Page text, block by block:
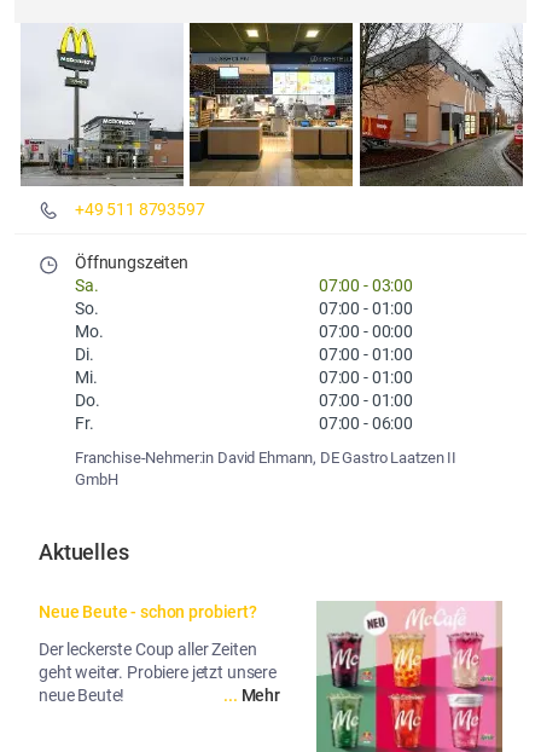
Details und Fotos
+49 511 8793597
Öffnungszeiten
Sa.
07:00 -03:00
So.
07:00 -01:00
Mo.
07:00 -00:00
Di.
07:00 -01:00
Mi.
07:00 -01:00
Do.
07:00 -01:00
Fr.
07:00 -06:00
Franchise-Nehmer:in David Ehmann, DE Gastro Laatzen II
GmbH
Aktuelles
Neue Beute - schon probiert?
Der leckerste Coup aller Zeiten
geht weiter. Probiere jetzt unsere
neue Beute!
... Mehr